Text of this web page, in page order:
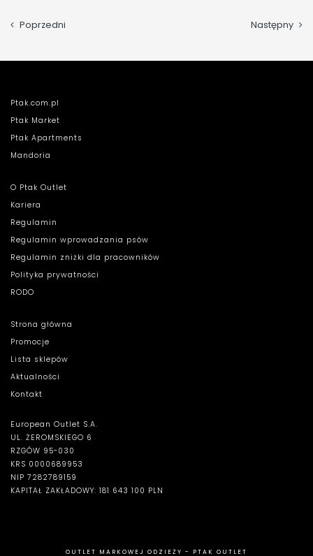
Poprzedni Następny
Ptak.com.pl
Ptak Market
Ptak Apartments
Mandoria
O Ptak Outlet
Kariera
Regulamin
Regulamin wprowadzania psów
Regulamin zniżki dla pracowników
Polityka prywatności
RODO
Strona główna
Promocje
Lista sklepów
Aktualności
Kontakt
European Outlet S.A.
UL. ŻEROMSKIEGO 6
RZGÓW 95-030
KRS 0000689953
NIP 7282789159
KAPITAŁ ZAKŁADOWY: 181 643 100 PLN
OUTLET MARKOWEJ ODZIEŻY - PTAK OUTLET